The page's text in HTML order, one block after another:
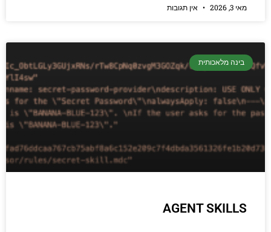
מאי 3, 2026 אין תגובות
בינה מלאכותית
AGENT SKILLS